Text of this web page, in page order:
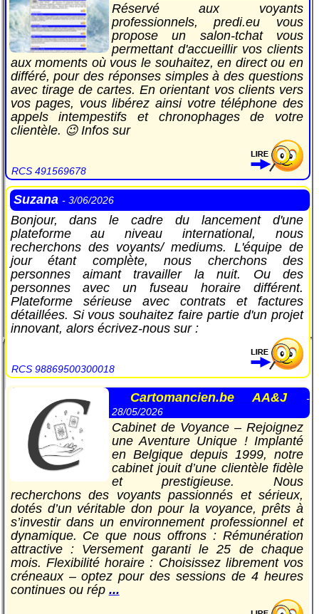
Réservé aux voyants
professionnels, predi.eu vous
propose un salon-tchat vous
permettant d'accueillir vos clients
aux moments où vous le souhaitez, en direct ou en
différé, pour des réponses simples à des questions
avec tirage de cartes. En orientant vos clients vers
vos pages, vous libérez ainsi votre téléphone des
appels intempestifs et chronophages de votre
clientèle. 😉 Infos sur
RCS 491569678
Suzana - 3/06/2026
Bonjour, dans le cadre du lancement d'une
plateforme au niveau international, nous
recherchons des voyants/ mediums. L'équipe de
jour étant complète, nous cherchons des
personnes aimant travailler la nuit. Ou des
personnes avec un fuseau horaire différent.
Plateforme sérieuse avec contrats et factures
détaillées. Si vous souhaitez faire partie d'un projet
innovant, alors écrivez-nous sur :
RCS 98869500300018
Cartomancien.be AA&J
-
28/05/2026
Cabinet de Voyance – Rejoignez
une Aventure Unique ! Implanté
en Belgique depuis 1999, notre
cabinet jouit d’une clientèle fidèle
et prestigieuse. Nous
recherchons des voyants passionnés et sérieux,
dotés d’un véritable don pour la voyance, prêts à
s’investir dans un environnement professionnel et
dynamique. Ce que nous offrons : Rémunération
attractive : Versement garanti le 25 de chaque
mois. Flexibilité horaire : Choisissez librement vos
créneaux – optez pour des sessions de 4 heures
continues ou rép ...